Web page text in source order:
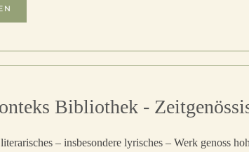
Bibliothek -
– insbesondere lyrisches – Werk genoss